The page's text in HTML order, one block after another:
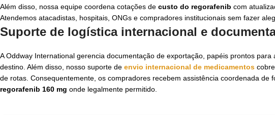
Além disso, nossa equipe coordena cotações de custo do regorafenib com
Atendemos atacadistas, hospitais, ONGs e compradores institucionais sem fazer
Suporte de logística internacional e
A Oddway International gerencia documentação de exportação, papéis prontos
destino. Além disso, nosso suporte de envio internacional de medicamentos
de rotas. Consequentemente, os compradores recebem assistência coordenada
regorafenib 160 mg onde legalmente permitido.